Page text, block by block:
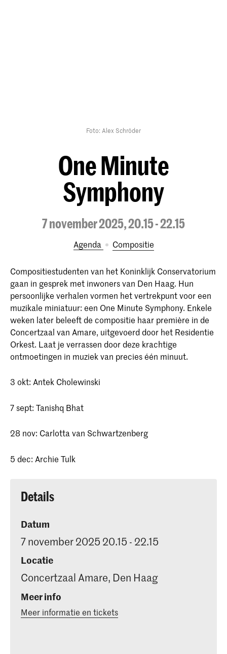
Foto: Alex Schröder
One Minute
Symphony
7 november 2025, 20.15 - 22.15
Agenda Compositie
Compositiestudenten van het Koninklijk Conservatorium
gaan in gesprek met inwoners van Den Haag. Hun
persoonlijke verhalen vormen het vertrekpunt voor een
muzikale miniatuur: een One Minute Symphony. Enkele
weken later beleeft de compositie haar première in de
Concertzaal van Amare, uitgevoerd door het Residentie
Orkest. Laat je verrassen door deze krachtige
ontmoetingen in muziek van precies één minuut.
3 okt: Antek Cholewinski
7 sept: Tanishq Bhat
28 nov: Carlotta van Schwartzenberg
5 dec: Archie Tulk
Details
Datum
7 november 2025 20.15 - 22.15
Locatie
Concertzaal Amare, Den Haag
Meer info
Meer informatie en tickets